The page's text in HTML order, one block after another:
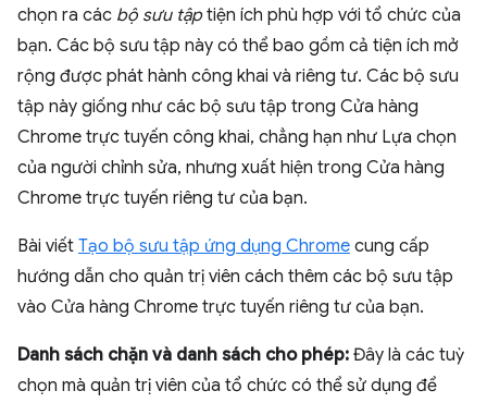
chọn ra các bộ sưu tậptiện ích phù hợp với tổ chức của
bạn. Các bộ sưu tập này có thể bao gồm cả tiện ích mở
rộng được phát hành công khai và riêng tư. Các bộ sưu
tập này giống như các bộ sưu tập trong Cửa hàng
Chrome trực tuyến công khai, chẳng hạn như Lựa chọn
của người chỉnh sửa, nhưng xuất hiện trong Cửa hàng
Chrome trực tuyến riêng tư của bạn.
Bài viết Tạo bộ sưu tập ứng dụng Chrome cung cấp
hướng dẫn cho quản trị viên cách thêm các bộ sưu tập
vào Cửa hàng Chrome trực tuyến riêng tư của bạn.
Danh sách chặn và danh sách cho phép: Đây là các tuỳ
chọn mà quản trị viên của tổ chức có thể sử dụng để